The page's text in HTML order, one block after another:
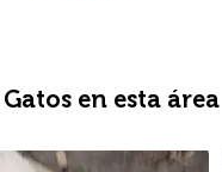
en esta área